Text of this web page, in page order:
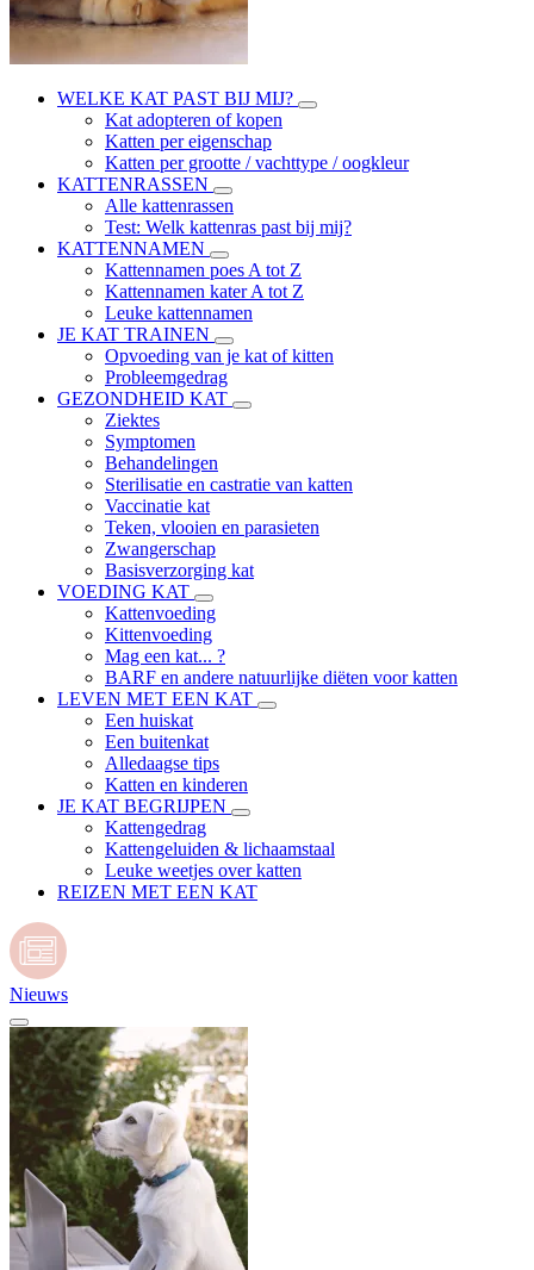
WELKE KAT PAST BIJ MIJ?
Kat adopteren of kopen
Katten per eigenschap
Katten per grootte / vachttype / oogkleur
KATTENRASSEN
Alle kattenrassen
Test: Welk kattenras past bij mij?
KATTENNAMEN
Kattennamen poes A tot Z
Kattennamen kater A tot Z
Leuke kattennamen
JE KAT TRAINEN
Opvoeding van je kat of kitten
Probleemgedrag
GEZONDHEID KAT
Ziektes
Symptomen
Behandelingen
Sterilisatie en castratie van katten
Vaccinatie kat
Teken, vlooien en parasieten
Zwangerschap
Basisverzorging kat
VOEDING KAT
Kattenvoeding
Kittenvoeding
Mag een kat... ?
BARF en andere natuurlijke diëten voor katten
LEVEN MET EEN KAT
Een huiskat
Een buitenkat
Alledaagse tips
Katten en kinderen
JE KAT BEGRIJPEN
Kattengedrag
Kattengeluiden & lichaamstaal
Leuke weetjes over katten
REIZEN MET EEN KAT
Nieuws